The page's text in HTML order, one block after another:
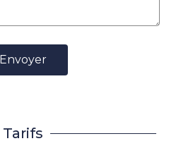
Envoyer
Tarifs